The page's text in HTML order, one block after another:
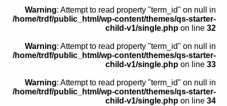
כספים וכלכלה
המחלקה המשפטית
מחלקת תפעול
קולות קוראים
Warning: Attempt to read property "term_id" on null in
/home/trdf/public_html/wp-content/themes/qs-starter-
child-v1/single.phpon line 32
Warning: Attempt to read property "term_id" on null in
/home/trdf/public_html/wp-content/themes/qs-starter-
child-v1/single.phpon line 33
Warning: Attempt to read property "term_id" on null in
/home/trdf/public_html/wp-content/themes/qs-starter-
child-v1/single.phpon line 34